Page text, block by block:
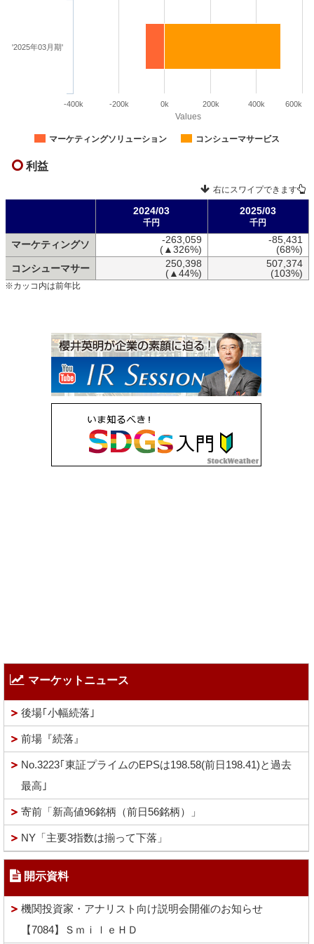
Values
マーケティングソリューション コンシューマサービス
'2025年03月期'
-400k -200k 0k 200k 400k 600k
利益
右にスワイプできます
2024/03
千円
2025/03
千円
マーケティングソ
-263,059
(▲326%)
-85,431
(68%)
コンシューマサー
250,398
(▲44%)
507,374
(103%)
※カッコ内は前年比
マーケットニュース
後場｢小幅続落｣
前場『続落』
No.3223｢東証プライムのEPSは198.58(前日198.41)と過去
最高｣
寄前「新高値96銘柄（前日56銘柄）」
NY「主要3指数は揃って下落」
開示資料
機関投資家・アナリスト向け説明会開催のお知らせ
【7084】ＳｍｉｌｅＨＤ